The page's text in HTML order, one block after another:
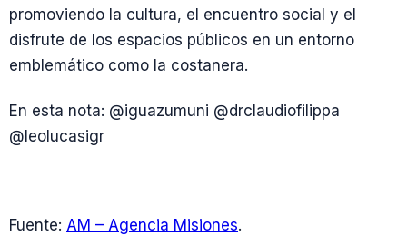
promoviendo la cultura, el encuentro social y el
disfrute de los espacios públicos en un entorno
emblemático como la costanera.
En esta nota: @iguazumuni @drclaudiofilippa
@leolucasigr
Fuente: AM – Agencia Misiones.